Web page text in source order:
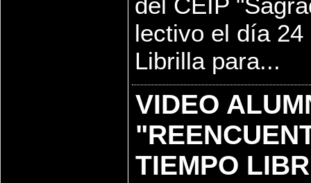
lectivo el día
Librilla para...
VIDEO
TIEMPO